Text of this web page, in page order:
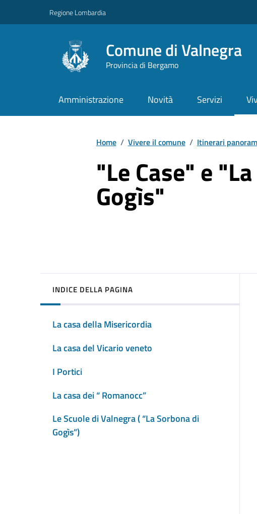
Regione Lombardia
Comune di Valnegra
Provincia di Bergamo
Amministrazione Novità Servizi
Home / Vivere il comune / Itinerari
"Le Case" e
Gogìs"
INDICE DELLA PAGINA
La casa della Misericordia
La casa del Vicario veneto
I Portici
La casa dei “ Romanocc”
Le Scuole di Valnegra ( “La Sorbona di
Gogìs”)